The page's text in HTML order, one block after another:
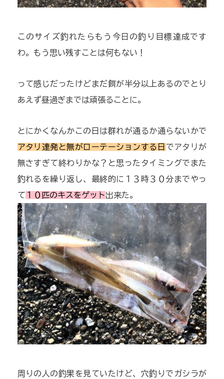
このサイズ釣れたらもう今日の釣り目標達成です
わ。もう思い残すことは何もない！
って感じだったけどまだ餌が半分以上あるのでとり
あえず昼過ぎまでは頑張ることに。
とにかくなんかこの日は群れが通るか通らないかで
アタリ連発と無がローテーションする日 でアタリが
無さすぎて終わりかな？と思ったタイミングでまた
釣れるを繰り返し、最終的に１３時３０分までやっ
て １０匹のキスをゲット出来た。
周りの人の釣果を見ていたけど、穴釣りでガシラが